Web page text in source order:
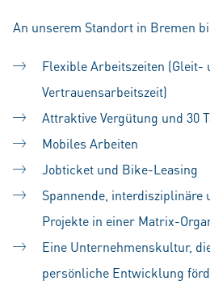
An unserem Standort in Bremen
Flexible Arbeitszeiten (Gleit-
Vertrauensarbeitszeit)
Attraktive Vergütung und 30
Mobiles Arbeiten
Jobticket und Bike-Leasing
Spannende, interdisziplinäre
Projekte in einer Matrix-
Eine Unternehmenskultur,
persönliche Entwicklung